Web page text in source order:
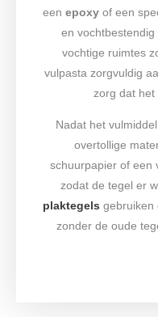
een epoxyof een
en
vochtige ruimtes
vulpasta zorgvuldig
zorg dat het
Nadat het
overtollige
schuurpapier of een
zodat de tegel er
plaktegels gebruiken
zonder de oude